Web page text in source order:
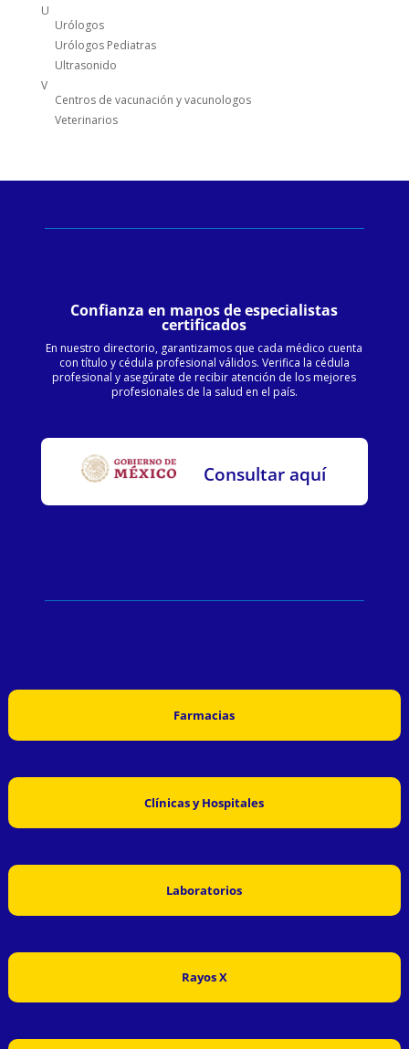
U
Urólogos
Urólogos Pediatras
Ultrasonido
V
Centros de vacunación y vacunologos
Veterinarios
Confianza en manos de especialistas
certificados
En nuestro directorio, garantizamos que cada médico cuenta
con título y cédula profesional válidos. Verifica la cédula
profesional y asegúrate de recibir atención de los mejores
profesionales de la salud en el país.
Consultar aquí
Farmacias
Clínicas y Hospitales
Laboratorios
Rayos X